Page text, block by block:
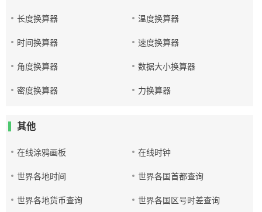
长度换算器 温度换算器
时间换算器 速度换算器
角度换算器 数据大小换算器
密度换算器 力换算器
其他
在线涂鸦画板 在线时钟
世界各地时间 世界各国首都查询
世界各地货币查询 世界各国区号时差查询